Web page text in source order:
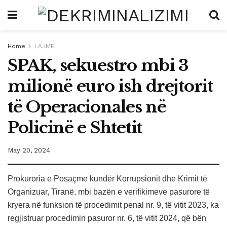
Home LAJME
SPAK, sekuestro mbi 3
milionë euro ish drejtorit
të Operacionales në
Policinë e Shtetit
May 20, 2024
Prokuroria e Posaçme kundër Korrupsionit dhe Krimit të
Organizuar, Tiranë, mbi bazën e verifikimeve pasurore të
kryera në funksion të procedimit penal nr. 9, të vitit 2023, ka
regjistruar procedimin pasuror nr. 6, të vitit 2024, që bën